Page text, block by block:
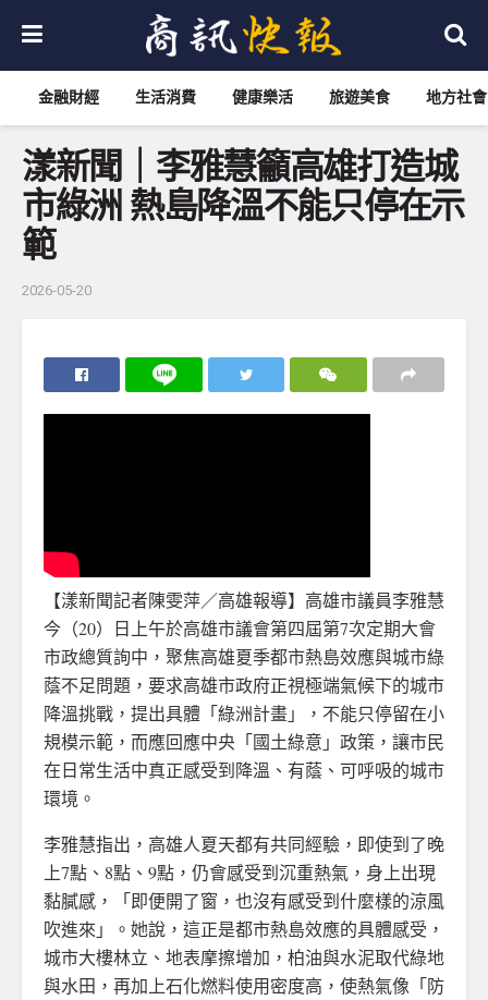
金融財經 生活消費 健康樂活 旅遊美食 地方社會
漾新聞｜李雅慧籲高雄打造城
市綠洲 熱島降溫不能只停在示
範
2026-05-20
【漾新聞記者陳雯萍／高雄報導】高雄市議員李雅慧
今（20）日上午於高雄市議會第四屆第7次定期大會
市政總質詢中，聚焦高雄夏季都市熱島效應與城市綠
蔭不足問題，要求高雄市政府正視極端氣候下的城市
降溫挑戰，提出具體「綠洲計畫」，不能只停留在小
規模示範，而應回應中央「國土綠意」政策，讓市民
在日常生活中真正感受到降溫、有蔭、可呼吸的城市
環境。
李雅慧指出，高雄人夏天都有共同經驗，即使到了晚
上7點、8點、9點，仍會感受到沉重熱氣，身上出現
黏膩感，「即便開了窗，也沒有感受到什麼樣的涼風
吹進來」。她說，這正是都市熱島效應的具體感受，
城市大樓林立、地表摩擦增加，柏油與水泥取代綠地
與水田，再加上石化燃料使用密度高，使熱氣像「防